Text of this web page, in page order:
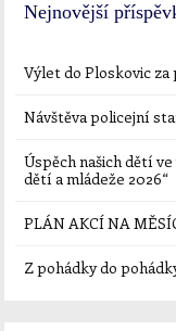
Nejnovější
Výlet do Ploskovic za
Návštěva policejní
Úspěch našich dětí
dětí a mládeže 2026“
PLÁN AKCÍ NA
Z pohádky do